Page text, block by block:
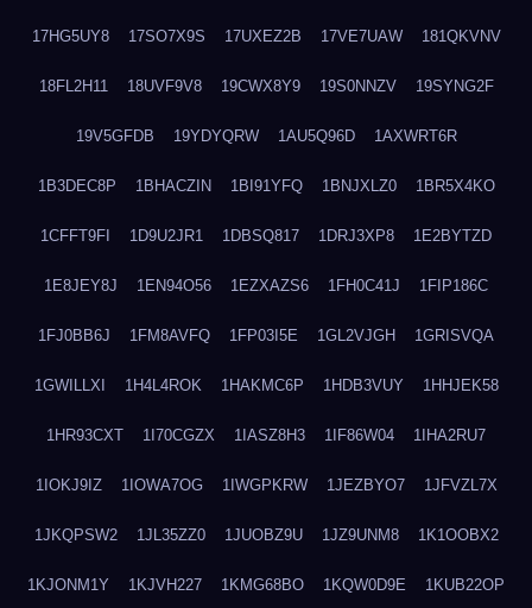
17HG5UY8 17SO7X9S 17UXEZ2B 17VE7UAW 181QKVNV
18FL2H11 18UVF9V8 19CWX8Y9 19S0NNZV 19SYNG2F
19V5GFDB 19YDYQRW 1AU5Q96D 1AXWRT6R
1B3DEC8P 1BHACZIN 1BI91YFQ 1BNJXLZ0 1BR5X4KO
1CFFT9FI 1D9U2JR1 1DBSQ817 1DRJ3XP8 1E2BYTZD
1E8JEY8J 1EN94O56 1EZXAZS6 1FH0C41J 1FIP186C
1FJ0BB6J 1FM8AVFQ 1FP03I5E 1GL2VJGH 1GRISVQA
1GWILLXI 1H4L4ROK 1HAKMC6P 1HDB3VUY 1HHJEK58
1HR93CXT 1I70CGZX 1IASZ8H3 1IF86W04 1IHA2RU7
1IOKJ9IZ 1IOWA7OG 1IWGPKRW 1JEZBYO7 1JFVZL7X
1JKQPSW2 1JL35ZZ0 1JUOBZ9U 1JZ9UNM8 1K1OOBX2
1KJONM1Y 1KJVH227 1KMG68BO 1KQW0D9E 1KUB22OP